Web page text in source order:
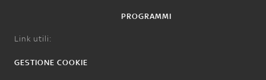
PROGRAMMI
Link utili:
GESTIONE COOKIE